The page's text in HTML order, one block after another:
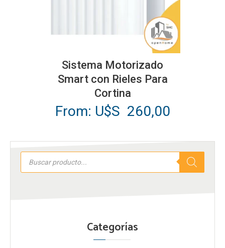
Búsqueda
productos
Categorías
producto
tiene
múltiples
Las
se
elegir
de
producto
Sistema Motorizado
Smart con Rieles Para
Cortina
From: U$S 260,00